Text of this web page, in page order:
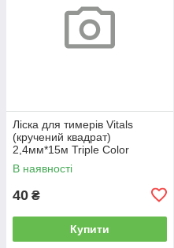
Ліска для тимерів Vitals
(кручений квадрат)
2,4мм*15м Triple Color
В наявності
40 ₴
Купити